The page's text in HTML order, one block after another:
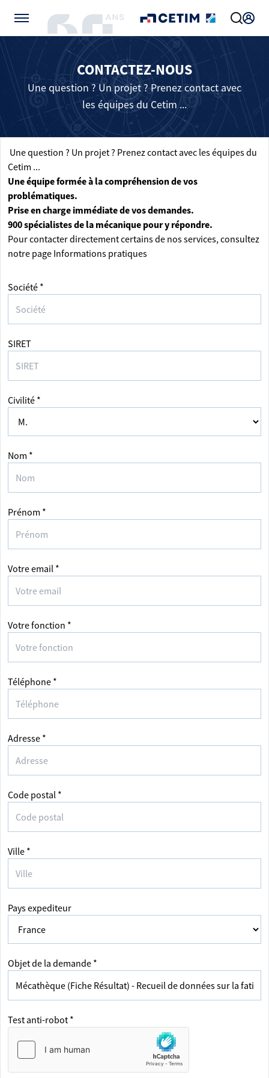
CONTACTEZ-NOUS
Une question ? Un projet ? Prenez contact avec
les équipes du Cetim ...
Une question ? Un projet ? Prenez contact avec les équipes du
Cetim ...
Une équipe formée à la compréhension de vos
problématiques.
Prise en charge immédiate de vos demandes.
900 spécialistes de la mécanique pour y répondre.
Pour contacter directement certains de nos services, consultez
notre page Informations pratiques
Société *
SIRET
Civilité *
Nom *
Prénom *
Votre email *
Votre fonction *
Téléphone *
Adresse *
Code postal *
Ville *
Pays expediteur
Objet de la demande *
Test anti-robot *